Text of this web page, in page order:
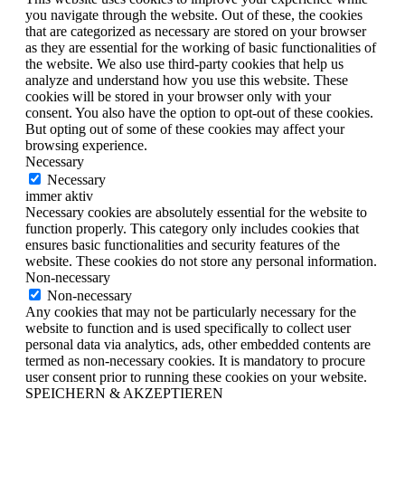
you navigate through the website. Out of these, the cookies
that are categorized as necessary are stored on your browser
as they are essential for the working of basic functionalities of
the website. We also use third-party cookies that help us
analyze and understand how you use this website. These
cookies will be stored in your browser only with your
consent. You also have the option to opt-out of these cookies.
But opting out of some of these cookies may affect your
browsing experience.
Necessary
Necessary
immer aktiv
Necessary cookies are absolutely essential for the website to
function properly. This category only includes cookies that
ensures basic functionalities and security features of the
website. These cookies do not store any personal information.
Non-necessary
Non-necessary
Any cookies that may not be particularly necessary for the
website to function and is used specifically to collect user
personal data via analytics, ads, other embedded contents are
termed as non-necessary cookies. It is mandatory to procure
user consent prior to running these cookies on your website.
SPEICHERN & AKZEPTIEREN